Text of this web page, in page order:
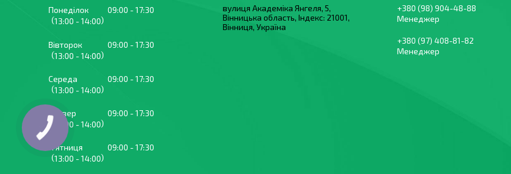
Понеділок 09:00
17:30
13:00
14:00
Вівторок 09:00
17:30
13:00
14:00
Середа 09:00
17:30
13:00
14:00
Четвер 09:00
17:30
13:00
14:00
Пʼятниця 09:00
17:30
13:00
14:00
вулиця Академіка Янгеля, 5,
Вінницька область, Індекс: 21001,
Вінниця, Україна
+380 (98) 904-48-88
Менеджер
+380 (97) 408-81-82
Менеджер